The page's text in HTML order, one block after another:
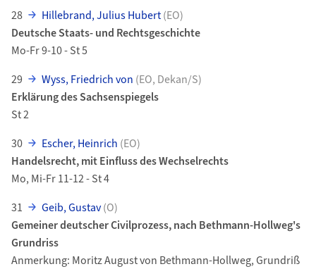
28 Hillebrand, Julius Hubert(EO)
Deutsche Staats- und Rechtsgeschichte
Mo-Fr 9-10 - St 5
29
Wyss, Friedrich von (EO, Dekan/S)
Erklärung des Sachsenspiegels
St 2
30
Escher, Heinrich (EO)
Handelsrecht, mit Einfluss des Wechselrechts
Mo, Mi-Fr 11-12 - St 4
31
Geib, Gustav(O)
Gemeiner deutscher Civilprozess, nach Bethmann-Hollweg's
Grundriss
Anmerkung: Moritz August von Bethmann-Hollweg, Grundriß